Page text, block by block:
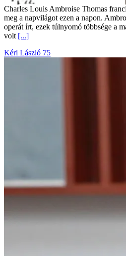
Charles Louis Ambroise Thomas
meg a napvilágot ezen a napon.
operát írt, ezek túlnyomó többsége a
volt [...]
Kéri László 75